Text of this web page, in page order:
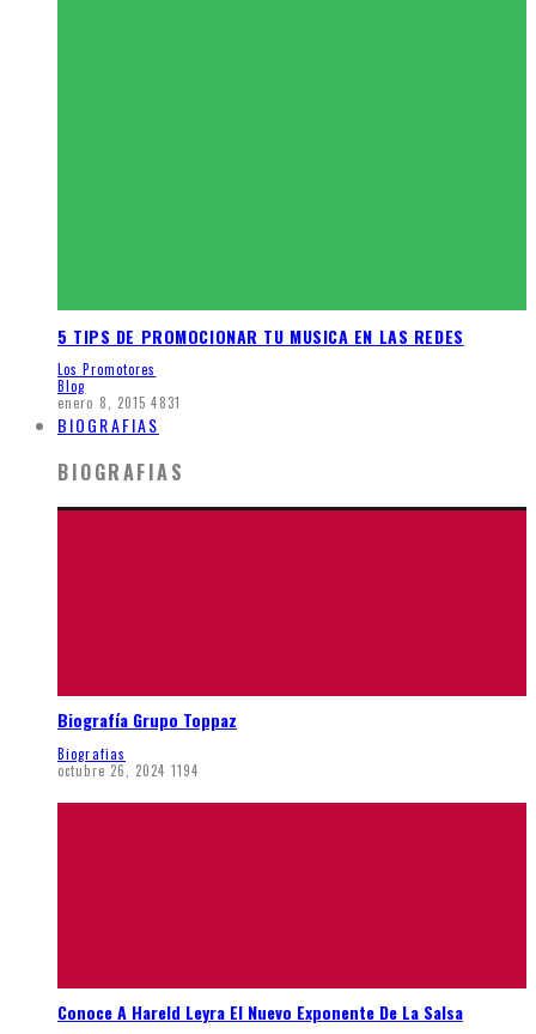
5 TIPS DE PROMOCIONAR TU MUSICA EN LAS REDES
Los Promotores
Blog
enero 8, 2015 4831
BIOGRAFIAS
BIOGRAFIAS
Biografía Grupo Toppaz
Biografias
octubre 26, 2024 1194
Conoce A Hareld Leyra El Nuevo Exponente De La Salsa